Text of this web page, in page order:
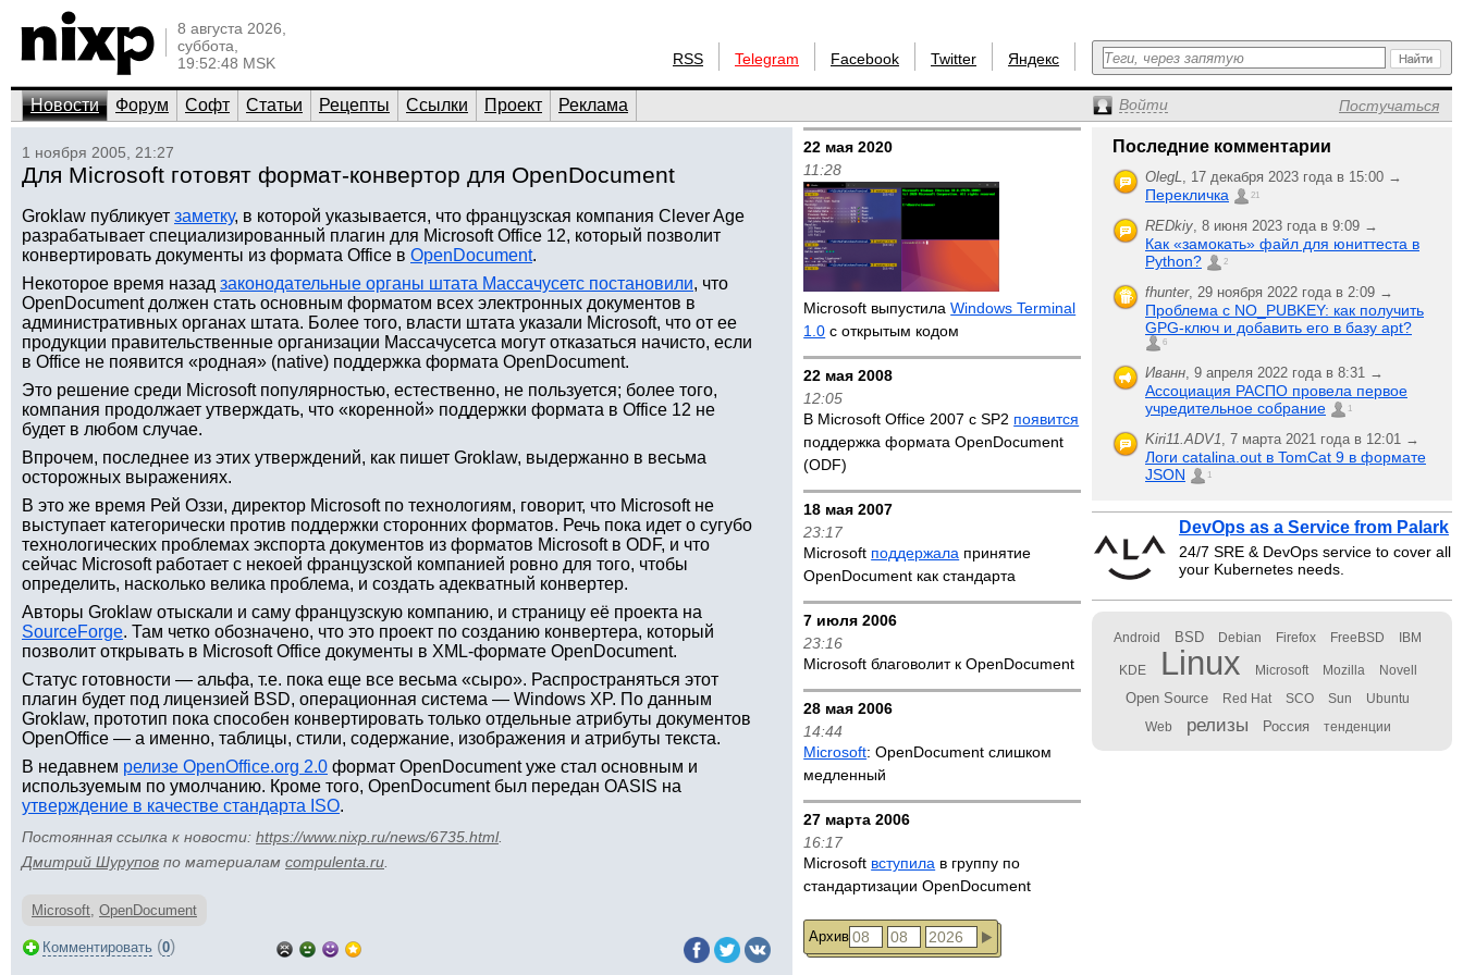
8 августа 2026,
суббота,
19:52:48 MSK
RSS Telegram Facebook Twitter Яндекс
Новости Форум Софт Статьи Рецепты Ссылки Проект Реклама Войти Постучаться
1 ноября 2005, 21:27
Для Microsoft готовят формат-конвертор для OpenDocument
Groklaw публикует заметку, в которой указывается, что французская компания Clever Age
разрабатывает специализированный плагин для Microsoft Office 12, который позволит
конвертировать документы из формата Office в OpenDocument.
Некоторое время назад законодательные органы штата Массачусетс постановили, что
OpenDocument должен стать основным форматом всех электронных документов в
административных органах штата. Более того, власти штата указали Microsoft, что от ее
продукции правительственные организации Массачусетса могут отказаться начисто, если
в Office не появится «родная» (native) поддержка формата OpenDocument.
Это решение среди Microsoft популярностью, естественно, не пользуется; более того,
компания продолжает утверждать, что «коренной» поддержки формата в Office 12 не
будет в любом случае.
Впрочем, последнее из этих утверждений, как пишет Groklaw, выдержанно в весьма
осторожных выражениях.
В это же время Рей Оззи, директор Microsoft по технологиям, говорит, что Microsoft не
выступает категорически против поддержки сторонних форматов. Речь пока идет о сугубо
технологических проблемах экспорта документов из форматов Microsoft в ODF, и что
сейчас Microsoft работает с некоей французской компанией ровно для того, чтобы
определить, насколько велика проблема, и создать адекватный конвертер.
Авторы Groklaw отыскали и саму французскую компанию, и страницу её проекта на
SourceForge. Там четко обозначено, что это проект по созданию конвертера, который
позволит открывать в Microsoft Office документы в XML-формате OpenDocument.
Статус готовности — альфа, т.е. пока еще все весьма «сыро». Распространяться этот
плагин будет под лицензией BSD, операционная система — Windows XP. По данным
Groklaw, прототип пока способен конвертировать только отдельные атрибуты документов
OpenOffice — а именно, таблицы, стили, содержание, изображения и атрибуты текста.
В недавнем релизе OpenOffice.org 2.0 формат OpenDocument уже стал основным и
используемым по умолчанию. Кроме того, OpenDocument был передан OASIS на
утверждение в качестве стандарта ISO.
Постоянная ссылка к новости: https://www.nixp.ru/news/6735.html.
Дмитрий Шурупов по материалам compulenta.ru
Microsoft, OpenDocument
Комментировать (0)
22 мая 2020
11:28
Microsoft выпустилаWindows Terminal
1.0 с открытым кодом
22 мая 2008
12:05
В Microsoft Office 2007 с SP2 появится
поддержка формата OpenDocument
(ODF)
18 мая 2007
23:17
Microsoft поддержала принятие
OpenDocument как стандарта
7 июля 2006
23:16
Microsoft благоволит к OpenDocument
28 мая 2006
14:44
Microsoft: OpenDocument слишком
медленный
27 марта 2006
16:17
Microsoft вступила в группу по
стандартизации OpenDocument
Архив
Последние комментарии
OlegL, 17 декабря 2023 года в 15:00 →
Перекличка 21
REDkiy, 8 июня 2023 года в 9:09 →
Как «замокать» файл для юниттеста в
Python?
2
fhunter, 29 ноября 2022 года в 2:09 →
Проблема с NO_PUBKEY: как получить
GPG-ключ и добавить его в базу apt?
6
Иванн, 9 апреля 2022 года в 8:31 →
Ассоциация РАСПО провела первое
учредительное собрание
1
Kiri11.ADV1, 7 марта 2021 года в 12:01 →
Логи catalina.out в TomCat 9 в формате
JSON
1
DevOps as a Service from Palark
24/7 SRE & DevOps service to cover all
your Kubernetes needs.
Android BSD Debian Firefox FreeBSD IBM
KDE Linux Microsoft Mozilla Novell
Open Source Red Hat SCO Sun Ubuntu
Web релизы Россия тенденции